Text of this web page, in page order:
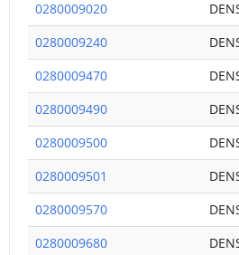
0280009020
0280009240
0280009470
0280009490
0280009500
0280009501
0280009570
0280009680